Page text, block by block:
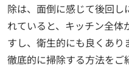
除は、面倒に感じて後回
れていると、キッチン全体
すし、衛生的にも良くあ
徹底的に掃除する方法をご